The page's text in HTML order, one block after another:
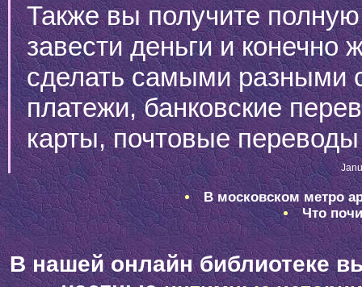
Также вы получите
завести деньги и
сделать самыми разными
платежи, банковские
карты, почтовые
В московском метро
Что
В нашей онлайн библиотеке